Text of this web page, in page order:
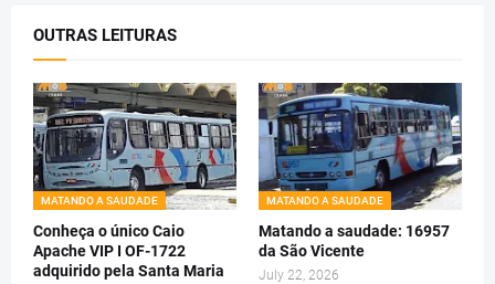
OUTRAS LEITURAS
MATANDO A SAUDADE
Conheça o único Caio
Apache VIP I OF-1722
adquirido pela Santa Maria
MATANDO A SAUDADE
Matando a saudade: 16957
da São Vicente
July 22, 2026